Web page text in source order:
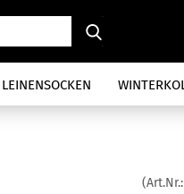
LEINENSOCKEN
(Art.Nr.: